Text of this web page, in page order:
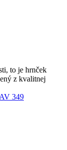
to je hrnček
z kvalitnej